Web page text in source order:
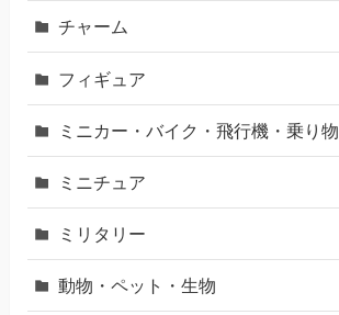
チャーム
フィギュア
ミニカー・バイク・飛行機・乗り物
ミニチュア
ミリタリー
動物・ペット・生物